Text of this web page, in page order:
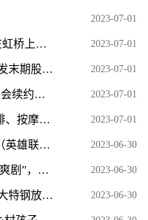
2023-07-01
城市网媒总编行 | 仇瑰丽：在虹桥上散步、游玩，让人流连忘返 2023-07-01
HTSC(06886)将于8月11日派发末期股息每10股4.50元-全球今头条 2023-07-01
UFO失业？美媒：ESPN将不会续约文斯-卡特 2023-07-01
【探店】在这里，美甲、咖啡、按摩、会议室……统统免费 2023-07-01
英雄联盟怎么回复外面的人（英雄联盟怎么回复私聊） 2023-06-30
每日精选：“披着古装的现代爽剧”，白敬亭宋轶主演《长风渡》借老套路“先婚后爱”掳获观众 2023-06-30
和恒大同时进军矿泉水 今方大特钢放弃“卖水” 拟挂牌转让相关子公司_天天观天下 2023-06-30